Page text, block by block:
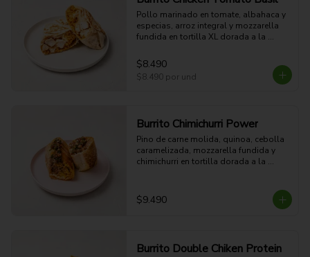
Pollo marinado en tomate, albahaca y
especias, arroz integral y mozzarella
fundida en tortilla XL dorada a la
mediterráneo.
54g Proteina - 51g Carbohidratos -
15g grasa - 4g Fibra - 578 Kcal
$8.490
$8.490por und
Burrito Chimichurri Power
Pino de carne molida, quinoa, cebolla
caramelizada, mozzarella fundida y
chimichurri en tortilla dorada a la
45g Proteina - 58g Carbohidratos -
36g grasa - 6g Fibra - 748 Kcal
$9.490
Burrito Double Chiken Protein